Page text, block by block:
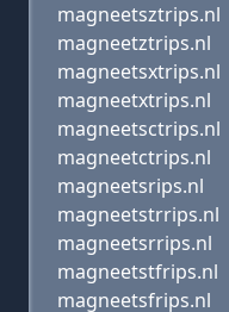
magneetsztrips.nl
magneetztrips.nl
magneetsxtrips.nl
magneetxtrips.nl
magneetsctrips.nl
magneetctrips.nl
magneetsrips.nl
magneetstrrips.nl
magneetsrrips.nl
magneetstfrips.nl
magneetsfrips.nl